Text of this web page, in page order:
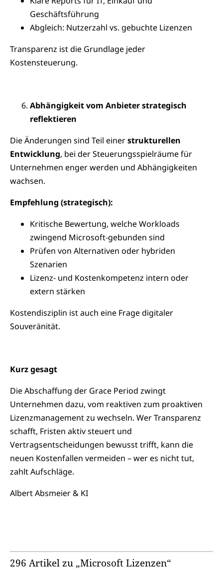
Geschäftsführung
Abgleich: Nutzerzahl vs. gebuchte Lizenzen
Transparenz ist die Grundlage jeder
Kostensteuerung.
Abhängigkeit vom Anbieter strategisch
reflektieren
Die Änderungen sind Teil einerstrukturellen
Entwicklung, bei der Steuerungsspielräume für
Unternehmen enger werden und Abhängigkeiten
wachsen.
Empfehlung (strategisch):
Kritische Bewertung, welche Workloads
zwingend Microsoft‑gebunden sind
Prüfen von Alternativen oder hybriden
Szenarien
Lizenz‑ und Kostenkompetenz intern oder
extern stärken
Kostendisziplin ist auch eine Frage digitaler
Souveränität.
Kurz gesagt
Die Abschaffung der Grace Period zwingt
Unternehmen dazu, vom reaktiven zum proaktiven
Lizenzmanagement zu wechseln. Wer Transparenz
schafft, Fristen aktiv steuert und
Vertragsentscheidungen bewusst trifft, kann die
neuen Kostenfallen vermeiden – wer es nicht tut,
zahlt Aufschläge.
Albert Absmeier & KI
296 Artikel zu „Microsoft Lizenzen“